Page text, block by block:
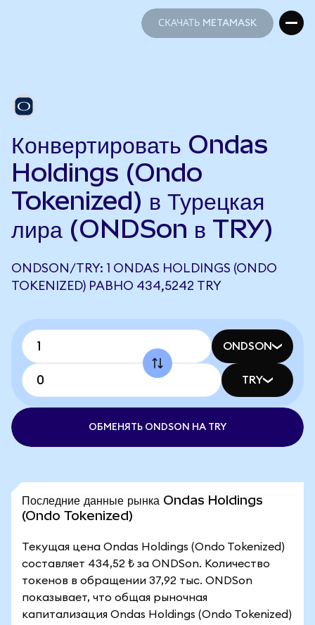
СКАЧАТЬ METAMASK
Конвертировать Ondas
Holdings (Ondo
Tokenized) в Турецкая
лира (ONDSon в TRY)
ONDSON/TRY: 1 ONDAS HOLDINGS (ONDO
TOKENIZED) РАВНО 434,5242 TRY
ONDSON
TRY
ОБМЕНЯТЬ ONDSON НА TRY
Последние данные рынка Ondas Holdings
(Ondo Tokenized)
Текущая цена Ondas Holdings (Ondo Tokenized)
составляет 434,52 ₺ за ONDSon. Количество
токенов в обращении 37,92 тыс. ONDSon
показывает, что общая рыночная
капитализация Ondas Holdings (Ondo Tokenized)